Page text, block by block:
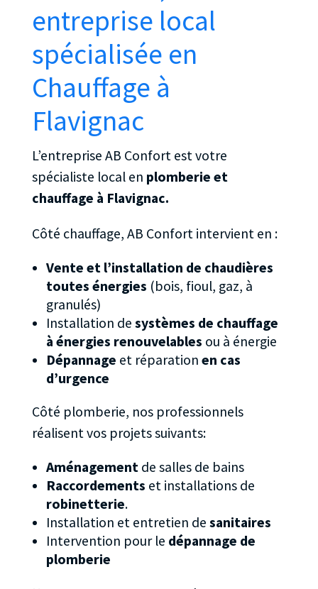
entreprise local
spécialisée en
Chauffage à
Flavignac
L’entreprise AB Confort est votre
spécialiste local en plomberie et
chauffage à Flavignac.
Côté chauffage, AB Confort intervient en :
Vente et l’installation de chaudières
toutes énergies (bois, fioul, gaz, à
granulés)
Installation de systèmes de chauffage
à énergies renouvelables ou à énergie
Dépannage et réparation en cas
d’urgence
Côté plomberie, nos professionnels
réalisent vos projets suivants:
Aménagementde salles de bains
Raccordements et installations de
robinetterie.
Installation et entretien de sanitaires
Intervention pour le dépannage de
plomberie